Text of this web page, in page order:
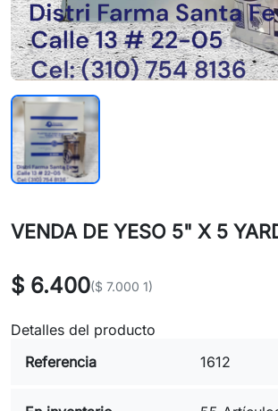
VENDA DE YESO 5" X 5
$ 6.400($ 7.000 1)
Detalles del producto
Referencia
1612